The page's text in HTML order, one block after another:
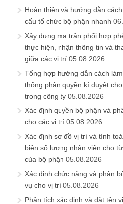
Hoàn thiện và hướng dẫn
cấu tổ chức bộ phận nhanh
Xây dựng ma trận phối hợp
thực hiện, nhận thông tin và
giữa các vị trí 05.08.2026
Tổng hợp hướng dẫn cách
thống phân quyền kí duyệt
trong công ty 05.08.2026
Xác định quyền bộ phận và
cho các vị trí 05.08.2026
Xác định sơ đồ vị trí và tính
biên số lượng nhân viên cho
của bộ phận 05.08.2026
Xác định chức năng và phân
vụ cho vị trí 05.08.2026
Phân tích xác định và đặt tên